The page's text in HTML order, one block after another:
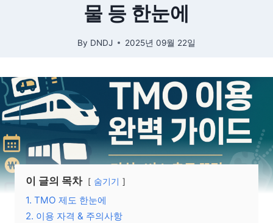
물 등 한눈에
By DNDJ 2025년 09월 22일
이 글의 목차 숨기기
1. TMO 제도 한눈에
2. 이용 자격 & 주의사항